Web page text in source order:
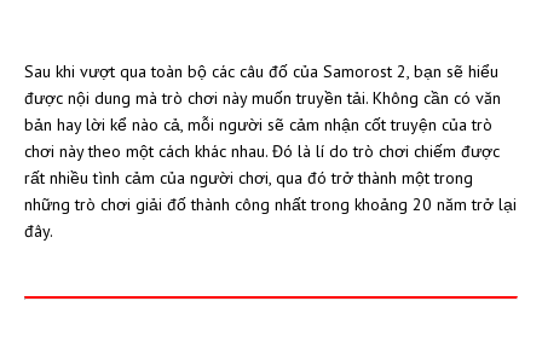
Sau khi vượt qua toàn bộ các câu đố của Samorost 2, bạn sẽ hiểu
được nội dung mà trò chơi này muốn truyền tải. Không cần có văn
bản hay lời kể nào cả, mỗi người sẽ cảm nhận cốt truyện của trò
chơi này theo một cách khác nhau. Đó là lí do trò chơi chiếm được
rất nhiều tình cảm của người chơi, qua đó trở thành một trong
những trò chơi giải đố thành công nhất trong khoảng 20 năm trở lại
đây.